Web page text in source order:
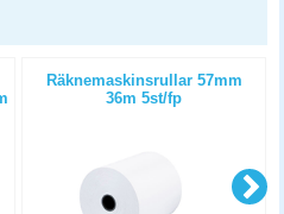
Räknemaskinsrullar 57mm
36m 5st/fp